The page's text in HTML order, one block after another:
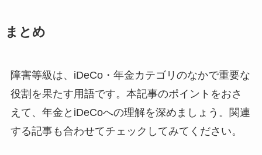
まとめ
障害等級は、iDeCo・年金カテゴリのなかで重要な
役割を果たす用語です。本記事のポイントをおさ
えて、年金とiDeCoへの理解を深めましょう。関連
する記事も合わせてチェックしてみてください。